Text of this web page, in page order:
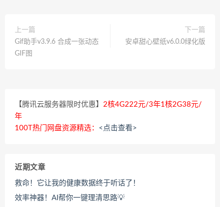
上一篇
Gif助手v3.9.6 合成一张动态
GIF图
下一篇
安卓甜心壁纸v6.0.0绿化版
【腾讯云服务器限时优惠】 2核4G222元/3年1核2G38元/
年
100T热门网盘资源精选： <点击查看>
近期文章
救命！它让我的健康数据终于听话了！
效率神器！AI帮你一键理清思路💡